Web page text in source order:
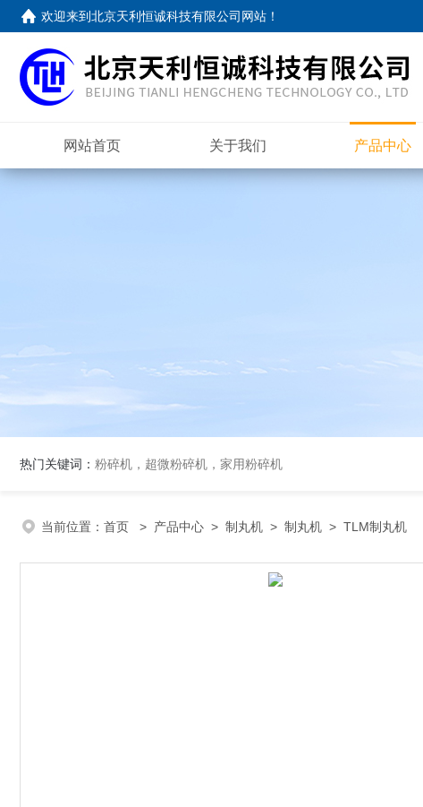
欢迎来到北京天利恒诚科技有限公司网站 ！
网站首页 关于我们 产品中心
热门关键词： 粉碎机，超微粉碎机，家用粉碎机
当前位置： 首页 > 产品中心 > 制丸机 > 制丸机 > TLM制丸机